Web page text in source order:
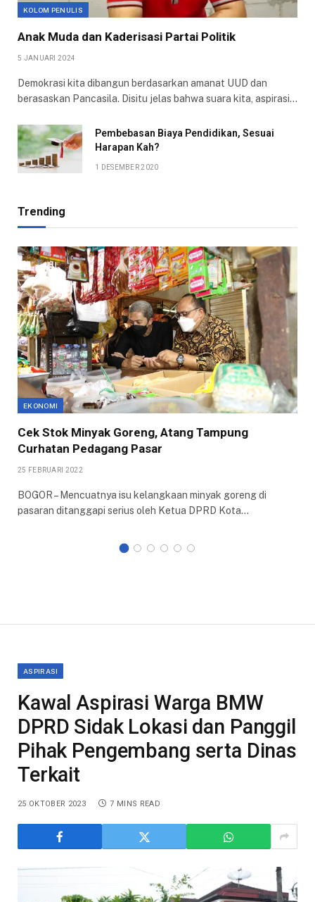
KOLOM PENULIS
Anak Muda dan Kaderisasi Partai Politik
5 JANUARI 2024
Demokrasi kita dibangun berdasarkan amanat UUD dan
berasaskan Pancasila. Disitu jelas bahwa suara kita, aspirasi…
Pembebasan Biaya Pendidikan, Sesuai
Harapan Kah?
1 DESEMBER 2020
Trending
EKONOMI
Cek Stok Minyak Goreng, Atang Tampung
Curhatan Pedagang Pasar
25 FEBRUARI 2022
BOGOR – Mencuatnya isu kelangkaan minyak goreng di
pasaran ditanggapi serius oleh Ketua DPRD Kota…
ASPIRASI
Kawal Aspirasi Warga BMW
DPRD Sidak Lokasi dan Panggil
Pihak Pengembang serta Dinas
Terkait
25 OKTOBER 2023 7 MINS READ